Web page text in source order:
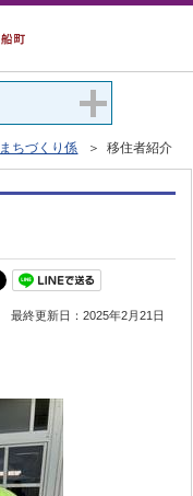
まちづくり係 ＞ 移住者紹介
最終更新日：2025年2月21日